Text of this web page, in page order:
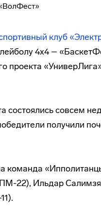
клуб
4х4 –
проекта
совсем
получили
команда
22), Ильдар